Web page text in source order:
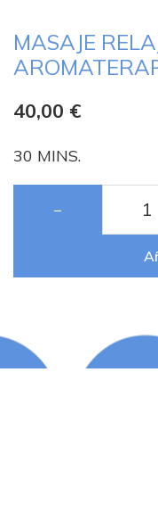
MASAJE
40,00 €
30 MINS.
−